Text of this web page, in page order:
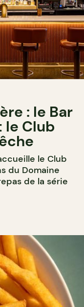
: le Bar
Club
le Club
du Domaine
de la série